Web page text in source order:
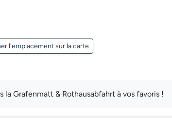
l'emplacement sur la carte
Grafenmatt & Rothausabfahrt à vos favoris !